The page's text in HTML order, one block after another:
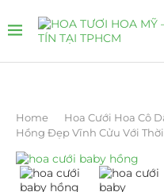
Home Hoa Cưới Hoa Cô
Hồng Đẹp Vĩnh Cửu Với